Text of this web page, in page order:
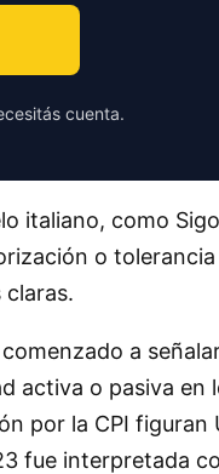
cuenta.
italiano, como
o
a
activa o pasiva en
por la CPI figuran
fue interpretada